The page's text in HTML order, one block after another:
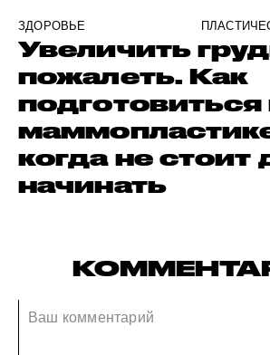
ЗДОРОВЬЕ
Увеличить
пожалеть. Как
подготовиться
когда не стоит
начинать